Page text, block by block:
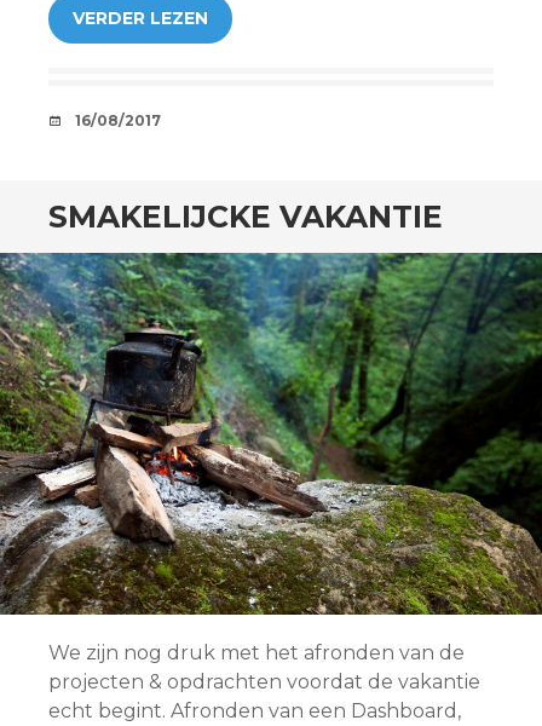
VERDER LEZEN
AFSPRAAKJE
16/08/2017
SMAKELIJCKE VAKANTIE
We zijn nog druk met het afronden van de
projecten & opdrachten voordat de vakantie
echt begint. Afronden van een Dashboard,